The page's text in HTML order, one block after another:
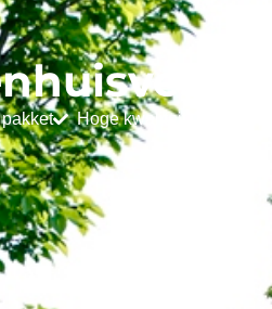
Hoge kwaliteit units